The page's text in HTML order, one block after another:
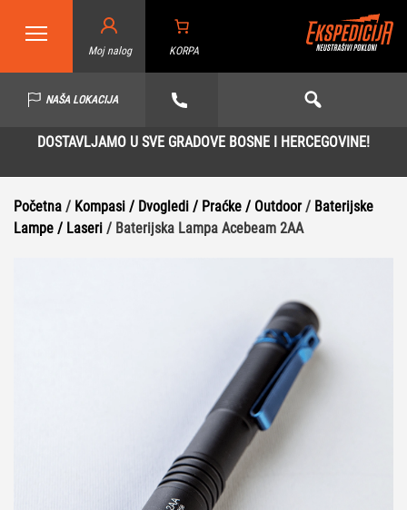
Moj nalog KORPA
NAŠA LOKACIJA
DOSTAVLJAMO U SVE GRADOVE BOSNE I HERCEGOVINE!
Početna / Kompasi / Dvogledi / Praćke / Outdoor/ Baterijske
Lampe / Laseri / Baterijska Lampa Acebeam 2AA